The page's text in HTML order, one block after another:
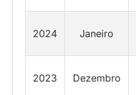
2024 Janeiro
2023 Dezembro